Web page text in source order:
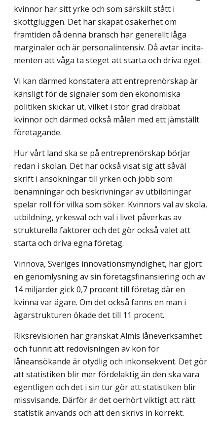
kvinnor har sitt yrke och som särskilt stått i
skottgluggen. Det har skapat osäkerhet om
framtiden då denna bransch har generellt låga
marginaler och är personalintensiv. Då avtar incita­
menten att våga ta steget att starta och driva eget.
Vi kan därmed konstatera att entreprenörskap är
känsligt för de signaler som den ekonomiska
politiken skickar ut, vilket i stor grad drabbat
kvinnor och därmed också målen med ett jämställt
företagande.
Hur vårt land ska se på entreprenörskap börjar
redan i skolan. Det har också visat sig att såväl
skrift i ansökningar till yrken och jobb som
benämningar och beskrivningar av utbildningar
spelar roll för vilka som söker. Kvinnors val av skola,
utbildning, yrkesval och val i livet påverkas av
strukturella faktorer och det gör också valet att
starta och driva egna företag.
Vinnova, Sveriges innovationsmyndighet, har gjort
en genomlysning av sin företagsfinansiering och av
14 miljarder gick 0,7 procent till företag där en
kvinna var ägare. Om det också fanns en man i
ägarstrukturen ökade det till 11 procent.
Riksrevisionen har granskat Almis låneverksamhet
och funnit att redovisningen av kön för
låneansökande är otydlig och inkonsekvent. Det gör
att statistiken blir mer fördelaktig än den ska vara
egentligen och det i sin tur gör att statistiken blir
miss­visande. Därför är det oerhört viktigt att rätt
statistik används och att den skrivs in korrekt.